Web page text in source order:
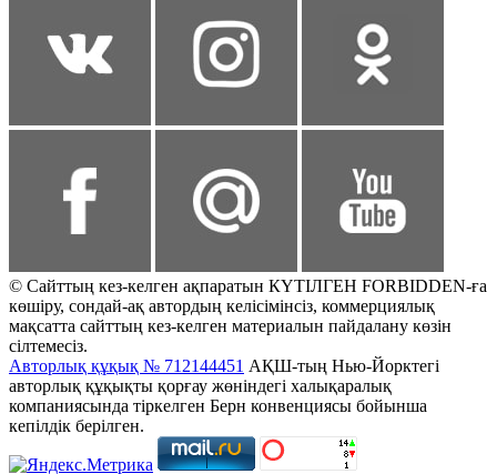
© Сайттың кез-келген ақпаратын КҮТІЛГЕН FORBIDDEN-ға
көшіру, сондай-ақ автордың келісімінсіз, коммерциялық
мақсатта сайттың кез-келген материалын пайдалану көзін
сілтемесіз.
Авторлық құқық № 712144451 АҚШ-тың Нью-Йорктегі
авторлық құқықты қорғау жөніндегі халықаралық
компаниясында тіркелген Берн конвенциясы бойынша
кепілдік берілген.